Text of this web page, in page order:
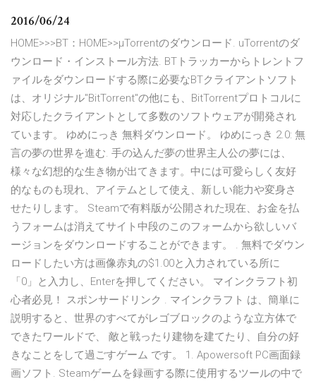
2016/06/24
HOME>>>BT：HOME>>μTorrentのダウンロード. uTorrentのダ
ウンロード・インストール方法. BTトラッカーからトレントフ
ァイルをダウンロードする際に必要なBTクライアントソフト
は、オリジナル"BitTorrent"の他にも、BitTorrentプロトコルに
対応したクライアントとして多数のソフトウェアが開発され
ています。 ゆめにっき 無料ダウンロード。 ゆめにっき 2.0: 無
言の夢の世界を進む. 手の込んだ夢の世界主人公の夢には、
様々な幻想的な生き物が出てきます。中には可愛らしく友好
的なものも現れ、アイテムとして使え、新しい能力や変身さ
せたりします。 Steamで有料版が公開された現在、お金を払
うフォームは消えてサイト中段のこのフォームから欲しいバ
ージョンをダウンロードすることができます。 . 無料でダウン
ロードしたい方は画像赤丸の$1.00と入力されている所に
「0」と入力し、Enterを押してください。 マインクラフト初
心者必見！ スポンサードリンク . マインクラフト は、簡単に
説明すると、世界のすべてがレゴブロックのような立方体で
できたワールドで、 敵と戦ったり建物を建てたり、自分の好
きなことをして過ごすゲーム です。 1. Apowersoft PC画面録
画ソフト. Steamゲームを録画する際に使用するツールの中で